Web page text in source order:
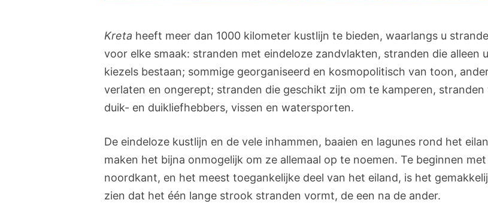
Kreta heeft meer dan 1000 kilometer kustlijn te bieden, waarlangs u
voor elke smaak: stranden met eindeloze zandvlakten, stranden die alleen
kiezels bestaan; sommige georganiseerd en kosmopolitisch van toon,
verlaten en ongerept; stranden die geschikt zijn om te kamperen, stranden
duik- en duikliefhebbers, vissen en watersporten.
De eindeloze kustlijn en de vele inhammen, baaien en lagunes rond het
maken het bijna onmogelijk om ze allemaal op te noemen. Te beginnen
noordkant, en het meest toegankelijke deel van het eiland, is het
zien dat het één lange strook stranden vormt, de een na de ander.